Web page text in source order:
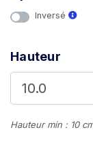
Inversé
Hauteur
Hauteur min : 10